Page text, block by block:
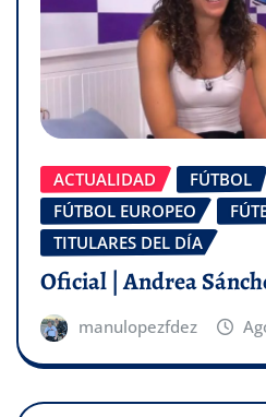
ACTUALIDAD
FÚTBOL
FÚTBOL EUROPEO
TITULARES DEL DÍA
Oficial | Andrea
manulopezfdez